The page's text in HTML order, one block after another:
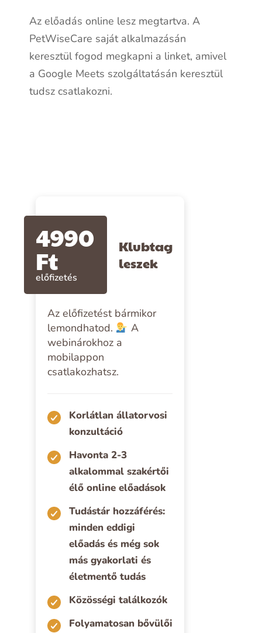
Az előadás online lesz megtartva. A
PetWiseCare saját alkalmazásán
keresztül fogod megkapni a linket, amivel
a Google Meets szolgáltatásán keresztül
tudsz csatlakozni.
4990
Ft
előfizetés
Klubtag
leszek
Az előfizetést bármikor
lemondhatod.
A
webinárokhoz a
mobilappon
csatlakozhatsz.
Korlátlan állatorvosi
konzultáció
Havonta 2-3
alkalommal szakértői
élő online előadások
Tudástár hozzáférés:
minden eddigi
előadás és még sok
más gyakorlati és
életmentő tudás
Közösségi találkozók
Folyamatosan bővülői